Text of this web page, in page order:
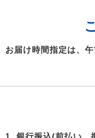
お届け時間指定は、